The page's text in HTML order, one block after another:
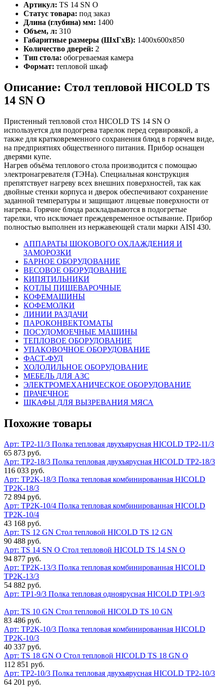
Артикул: TS 14 SN O
Статус товара: под заказ
Длина (глубина) мм: 1400
Объем, л: 310
Габаритные размеры (ШхГхВ): 1400х600х850
Количество дверей: 2
Тип стола: обогреваемая камера
Формат: тепловой шкаф
Описание: Стол тепловой HICOLD TS
14 SN O
Пристенный тепловой стол HICOLD TS 14 SN O
используется для подогрева тарелок перед сервировкой, а
также для кратковременного сохранения блюд в горячем виде,
на предприятиях общественного питания. Прибор оснащен
дверями купе.
Нагрев объёма теплового стола производится с помощью
электронагревателя (ТЭНа). Специальная конструкция
препятствует нагреву всех внешних поверхностей, так как
двойные стенки корпуса и дверок обеспечивают сохранение
заданной температуры и защищают лицевые поверхности от
нагрева. Горячие блюда раскладываются в подогретые
тарелки, что исключает преждевременное остывание. Прибор
полностью выполнен из нержавеющей стали марки AISI 430.
АППАРАТЫ ШОКОВОГО ОХЛАЖДЕНИЯ И
ЗАМОРОЗКИ
БАРНОЕ ОБОРУДОВАНИЕ
ВЕСОВОЕ ОБОРУДОВАНИЕ
КИПЯТИЛЬНИКИ
КОТЛЫ ПИЩЕВАРОЧНЫЕ
КОФЕМАШИНЫ
КОФЕМОЛКИ
ЛИНИИ РАЗДАЧИ
ПАРОКОНВЕКТОМАТЫ
ПОСУДОМОЕЧНЫЕ МАШИНЫ
ТЕПЛОВОЕ ОБОРУДОВАНИЕ
УПАКОВОЧНОЕ ОБОРУДОВАНИЕ
ФАСТ-ФУД
ХОЛОДИЛЬНОЕ ОБОРУДОВАНИЕ
МЕБЕЛЬ ДЛЯ АЗС
ЭЛЕКТРОМЕХАНИЧЕСКОЕ ОБОРУДОВАНИЕ
ПРАЧЕЧНОЕ
ШКАФЫ ДЛЯ ВЫЗРЕВАНИЯ МЯСА
Похожие товары
Арт: TP2-11/3 Полка тепловая двухъярусная HICOLD TP2-11/3
65 873 руб.
Арт: TP2-18/3 Полка тепловая двухъярусная HICOLD TP2-18/3
116 033 руб.
Арт: TP2K-18/3 Полка тепловая комбинированная HICOLD
TP2K-18/3
72 894 руб.
Арт: TP2K-10/4 Полка тепловая комбинированная HICOLD
TP2K-10/4
43 168 руб.
Арт: TS 12 GN Стол тепловой HICOLD TS 12 GN
90 488 руб.
Арт: TS 14 SN O Стол тепловой HICOLD TS 14 SN O
94 877 руб.
Арт: TP2K-13/3 Полка тепловая комбинированная HICOLD
TP2K-13/3
54 882 руб.
Арт: TP1-9/3 Полка тепловая одноярусная HICOLD TP1-9/3
Арт: TS 10 GN Стол тепловой HICOLD TS 10 GN
83 486 руб.
Арт: TP2K-10/3 Полка тепловая комбинированная HICOLD
TP2K-10/3
40 337 руб.
Арт: TS 18 GN O Стол тепловой HICOLD TS 18 GN O
112 851 руб.
Арт: TP2-10/3 Полка тепловая двухъярусная HICOLD TP2-10/3
64 201 руб.